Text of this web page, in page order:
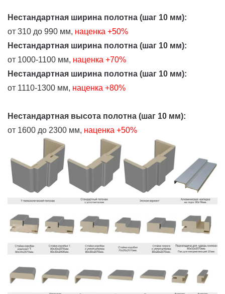
Нестандартная ширина полотна (шаг 10 мм):
от 310 до 990 мм, наценка +50%
Нестандартная ширина полотна (шаг 10 мм):
от 1000-1100 мм, наценка +70%
Нестандартная ширина полотна (шаг 10 мм):
от 1110-1300 мм, наценка +80%
Нестандартная высота полотна (шаг 10 мм):
от 1600 до 2300 мм, наценка +50%